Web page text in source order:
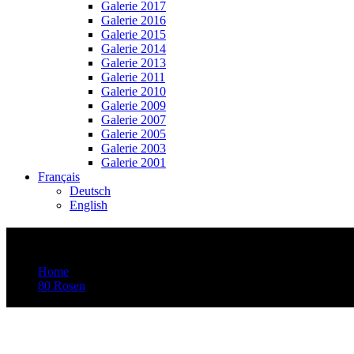
Galerie 2017
Galerie 2016
Galerie 2015
Galerie 2014
Galerie 2013
Galerie 2011
Galerie 2010
Galerie 2009
Galerie 2007
Galerie 2005
Galerie 2003
Galerie 2001
Français
Deutsch
English
Home
80 Rosen